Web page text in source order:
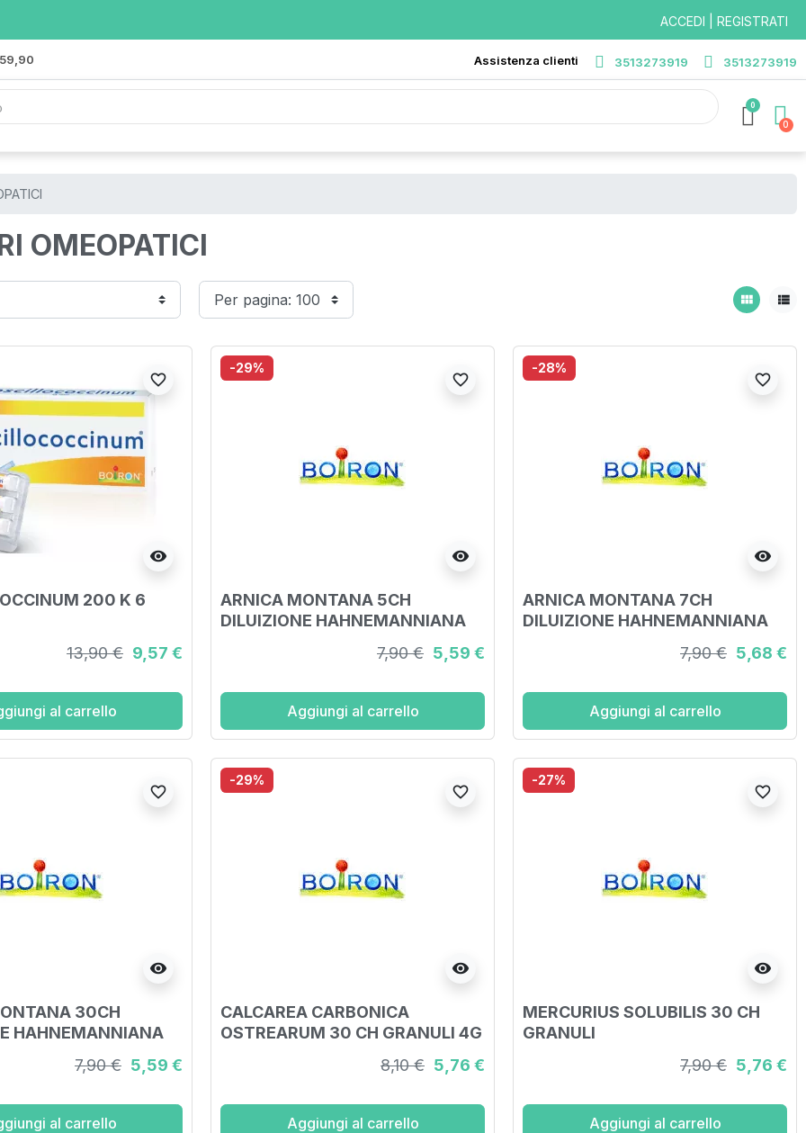
ACCEDI | REGISTRATI
Assistenza clienti 3513273919 3513273919
0
OMEOPATICI
view_module view_list
visibility
favorite_border
200 K 6
13,90 € 9,57 €
al carrello
-29%
visibility
favorite_border
ARNICA MONTANA 5CH
DILUIZIONE HAHNEMANNIANA
7,90 € 5,59 €
Aggiungi al carrello
-28%
visibility
favorite_border
ARNICA MONTANA 7CH
DILUIZIONE HAHNEMANNIANA
7,90 € 5,68 €
Aggiungi al carrello
visibility
favorite_border
30CH
HAHNEMANNIANA
7,90 € 5,59 €
al carrello
-29%
visibility
favorite_border
CALCAREA CARBONICA
OSTREARUM 30 CH GRANULI 4G
8,10 € 5,76 €
Aggiungi al carrello
-27%
visibility
favorite_border
MERCURIUS SOLUBILIS 30 CH
GRANULI
7,90 € 5,76 €
Aggiungi al carrello